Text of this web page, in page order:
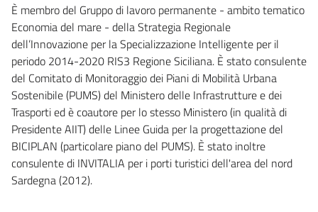
È membro del Gruppo di lavoro permanente - ambito tematico
Economia del mare - della Strategia Regionale
dell’Innovazione per la Specializzazione Intelligente per il
periodo 2014-2020 RIS3 Regione Siciliana. È stato consulente
del Comitato di Monitoraggio dei Piani di Mobilità Urbana
Sostenibile (PUMS) del Ministero delle Infrastrutture e dei
Trasporti ed è coautore per lo stesso Ministero (in qualità di
Presidente AIIT) delle Linee Guida per la progettazione del
BICIPLAN (particolare piano del PUMS). È stato inoltre
consulente di INVITALIA per i porti turistici dell'area del nord
Sardegna (2012).